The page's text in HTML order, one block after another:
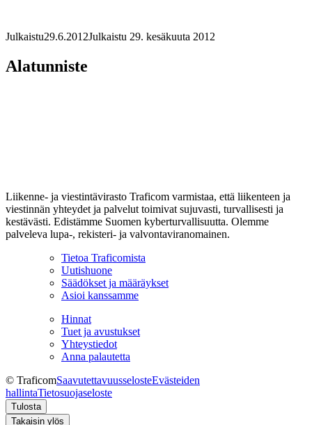
Julkaistu29.6.2012Julkaistu 29. kesäkuuta 2012
Alatunniste
Liikenne- ja viestintävirasto Traficom varmistaa, että liikenteen ja
viestinnän yhteydet ja palvelut toimivat sujuvasti, turvallisesti ja
kestävästi. Edistämme Suomen kyberturvallisuutta. Olemme
palveleva lupa-, rekisteri- ja valvontaviranomainen.
Tietoa Traficomista
Uutishuone
Säädökset ja määräykset
Asioi kanssamme
Hinnat
Tuet ja avustukset
Yhteystiedot
Anna palautetta
© TraficomSaavutettavuusselosteEvästeiden
hallintaTietosuojaseloste
Tulosta
Takaisin ylös